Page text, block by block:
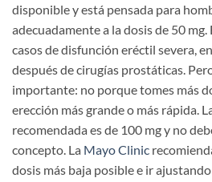
disponible y está pensada para
adecuadamente a la dosis de 50
casos de disfunción eréctil severa,
después de cirugías prostáticas.
importante: no porque tomes más
erección más grande o más rápida.
recomendada es de 100 mg y no
concepto. La Mayo Clinic
dosis más baja posible e ir